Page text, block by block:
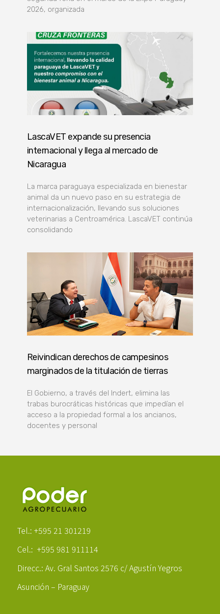
2026, organizada
LascaVET expande su presencia
internacional y llega al mercado de
Nicaragua
La marca paraguaya especializada en bienestar
animal da un nuevo paso en su estrategia de
internacionalización, llevando sus soluciones
veterinarias a Centroamérica. LascaVET continúa
consolidando
Reivindican derechos de campesinos
marginados de la titulación de tierras
El Gobierno, a través del Indert, elimina las
trabas burocráticas históricas que impedían el
acceso a la propiedad formal a los ancianos,
docentes y personal
Tel.: +595 21 301219
Cel.: +595 981 911114
Direcc.: Av. Gral Santos 2576 c/ Agustín Yegros
Asunción – Paraguay